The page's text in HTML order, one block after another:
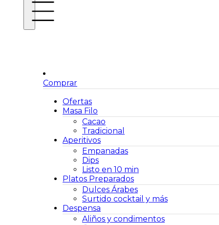
Comprar
Ofertas
Masa Filo
Cacao
Tradicional
Aperitivos
Empanadas
Dips
Listo en 10 min
Platos Preparados
Dulces Árabes
Surtido cocktail y más
Despensa
Aliños y condimentos